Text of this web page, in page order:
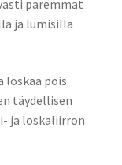
paremmat
ja lumisilla
loskaa pois
täydellisen
ja loskaliirron